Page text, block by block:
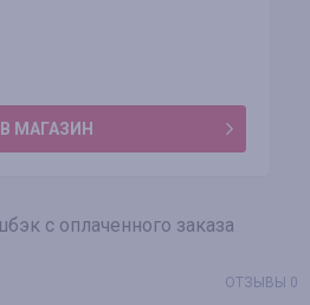
В МАГАЗИН
с оплаченного заказа
ОТЗЫВЫ 0